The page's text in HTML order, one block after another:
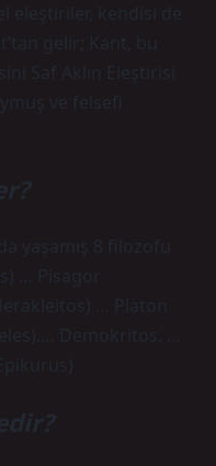
eleştiriler, kendisi de
gelir; Kant, bu
Saf Aklın Eleştirisi
ve felsefi
yaşamış 8 filozofu
… Pisagor
… Platon
Demokritos. …